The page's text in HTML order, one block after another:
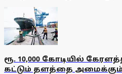
ரூ. 10,000 கோடியில்
கட்டும் தளத்தை அமைக்கும்